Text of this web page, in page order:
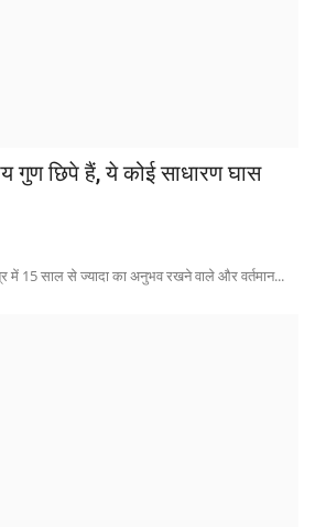
गुण छिपे हैं, ये कोई साधारण घास
15 साल से ज्यादा का अनुभव रखने वाले और वर्तमान...